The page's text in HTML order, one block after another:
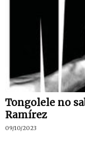
Tongolele no
Ramírez
09/10/2023